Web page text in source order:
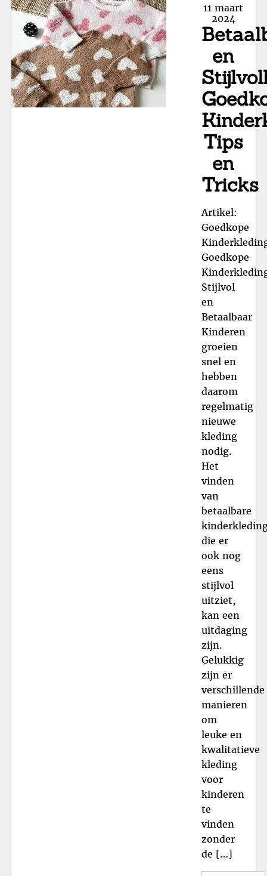
Posted
on
11 maart
2024
en
Tips
en
Tricks
Artikel:
Goedkope
Goedkope
Stijlvol
en
Betaalbaar
Kinderen
groeien
snel en
hebben
daarom
regelmatig
nieuwe
kleding
nodig.
Het
vinden
van
betaalbare
die er
ook nog
eens
stijlvol
uitziet,
kan een
uitdaging
zijn.
Gelukkig
zijn er
verschillende
manieren
om
leuke en
kwalitatieve
kleding
voor
kinderen
te
vinden
zonder
de […]